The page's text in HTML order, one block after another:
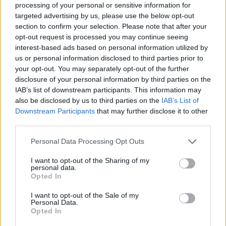
processing of your personal or sensitive information for
targeted advertising by us, please use the below opt-out
section to confirm your selection. Please note that after your
opt-out request is processed you may continue seeing
interest-based ads based on personal information utilized by
us or personal information disclosed to third parties prior to
your opt-out. You may separately opt-out of the further
disclosure of your personal information by third parties on the
IAB’s list of downstream participants. This information may
also be disclosed by us to third parties on the IAB’s List of
Downstream Participants that may further disclose it to other
Personal Data Processing Opt Outs
I want to opt-out of the Sharing of my
personal data.
Opted In
I want to opt-out of the Sale of my
Personal Data.
Opted In
Susiję straipsniai
Protestų fone – medikų
signalas valdžiai: prašo
neprileisti „aušriečių“ prie
SAM(8)
Seimo
dėl
lėšomis